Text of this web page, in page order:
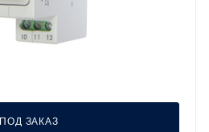
ПОД ЗАКАЗ